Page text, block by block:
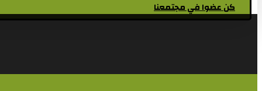
كن عضوا في مجتمعنا